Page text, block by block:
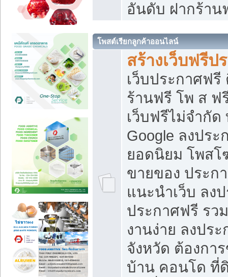
อันดับ ฝากร้าน
โพสต์เรียกลูกค้าออนไลน์
สร้างเว็บฟรีป
เว็บประกาศฟ
ร้านฟรี โพ ส ฟ
เว็บฟรีไม่จำกัด
Google ลงประ
ยอดนิยม โพส
ขายของ ประก
แนะนำเว็บ ลง
ประกาศฟรี รว
งานง่าย ลงปร
จังหวัด ต้องกา
บ้าน คอนโด ที่